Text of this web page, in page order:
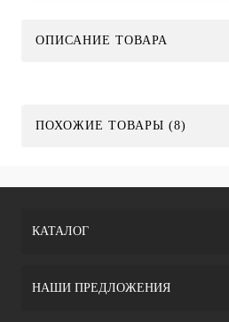
ОПИСАНИЕ ТОВАРА
ПОХОЖИЕ ТОВАРЫ (8)
КАТАЛОГ
НАШИ ПРЕДЛОЖЕНИЯ